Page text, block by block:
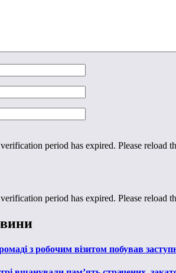
period has expired. Please reload
period has expired. Please reload
з робочим візитом побував